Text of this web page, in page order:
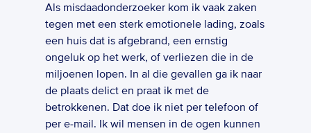
Als misdaadonderzoeker kom ik vaak zaken
tegen met een sterk emotionele lading, zoals
een huis dat is afgebrand, een ernstig
ongeluk op het werk, of verliezen die in de
miljoenen lopen. In al die gevallen ga ik naar
de plaats delict en praat ik met de
betrokkenen. Dat doe ik niet per telefoon of
per e-mail. Ik wil mensen in de ogen kunnen